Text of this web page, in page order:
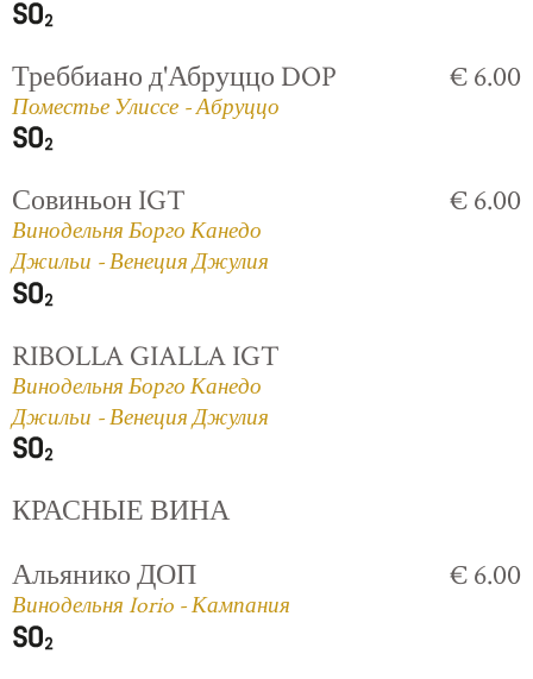
Треббиано д'Абруццо DOP
Поместье Улиссе - Абруццо
€ 6.00
Совиньон IGT
Винодельня Борго Канедо
Джильи - Венеция Джулия
€ 6.00
RIBOLLA GIALLA IGT
Винодельня Борго Канедо
Джильи - Венеция Джулия
КРАСНЫЕ ВИНА
Альянико ДОП
Винодельня Iorio - Кампания
€ 6.00